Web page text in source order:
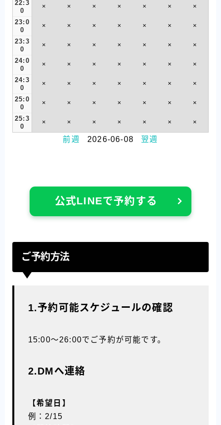
22:3
0
× × × × × × ×
23:0
0
× × × × × × ×
23:3
0
× × × × × × ×
24:0
0
× × × × × × ×
24:3
0
× × × × × × ×
25:0
0
× × × × × × ×
25:3
0
× × × × × × ×
前週 2026-06-08 翌週
公式LINEで予約する
ご予約方法
1.予約可能スケジュールの確認
15:00〜26:00でご予約が可能です。
2.DMへ連絡
【希望日】
例：2/15